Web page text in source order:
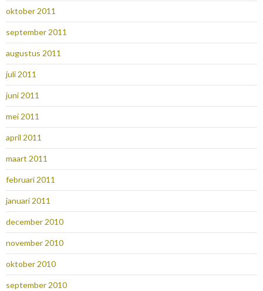
oktober 2011
september 2011
augustus 2011
juli 2011
juni 2011
mei 2011
april 2011
maart 2011
februari 2011
januari 2011
december 2010
november 2010
oktober 2010
september 2010